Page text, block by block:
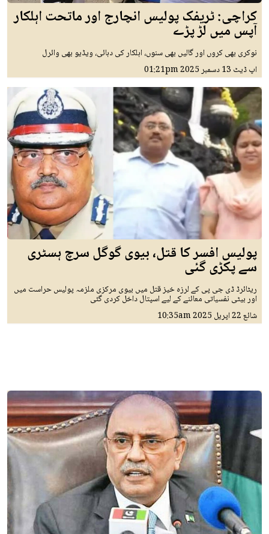
کراچی: ٹریفک پولیس انچارج اور ماتحت اہلکار
آپس میں لڑ پڑے
نوکری بھی کروں اور گالیں بھی سنوں، اہلکار کی دہائی، ویڈیو بھی وائرل
اپ ڈیٹ 13 دسمبر 2025 01:21pm
پولیس افسر کا قتل، بیوی گوگل سرچ ہسٹری
سے پکڑی گئی
ریٹائرڈ ڈی جی پی کے لرزہ خیز قتل میں بیوی مرکزی ملزمہ پولیس حراست میں
اور بیٹی نفسیاتی معائنے کے لیے اسپتال داخل کردی گئی
شائع22 اپريل 2025 10:35am